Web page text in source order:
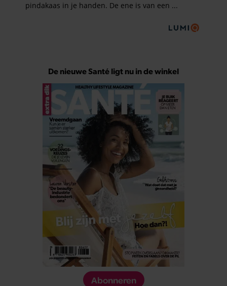
De nieuwe Santé ligt nu in de winkel
Abonneren